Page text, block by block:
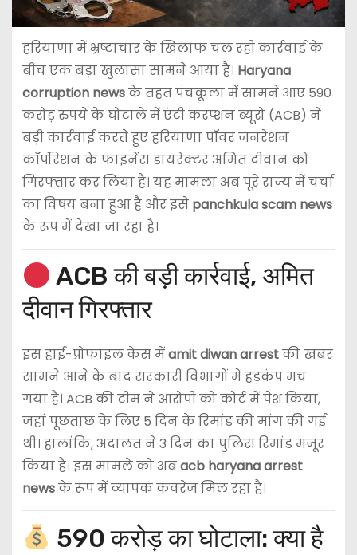
हरियाणा में भ्रष्टाचार के खिलाफ चल रही कार्रवाई के
बीच एक बड़ा खुलासा सामने आया है। Haryana
corruption newsके तहत पंचकूला में सामने आए 590
करोड़ रुपये के घोटाले में एंटी करप्शन ब्यूरो (ACB) ने
बड़ी कार्रवाई करते हुए हरियाणा पॉवर जनरेशन
कॉर्पोरेशन के फाइनेंस डायरेक्टर अमित दीवान को
गिरफ्तार कर लिया है। यह मामला अब पूरे राज्य में चर्चा
का विषय बना हुआ है और इसे panchkula scam news
के रूप में देखा जा रहा है।
ACB की बड़ी कार्रवाई, अमित
दीवान गिरफ्तार
इस हाई-प्रोफाइल केस मेंamit diwan arrestकी खबर
सामने आने के बाद सरकारी विभागों में हड़कंप मच
गया है। ACB की टीम ने आरोपी को कोर्ट में पेश किया,
जहां पूछताछ के लिए 5 दिन के रिमांड की मांग की गई
थी। हालांकि, अदालत ने 3 दिन का पुलिस रिमांड मंजूर
किया है। इस मामले को अबacb haryana arrest
newsके रूप में व्यापक कवरेज मिल रहा है।
590 करोड़ का घोटाला: क्या है